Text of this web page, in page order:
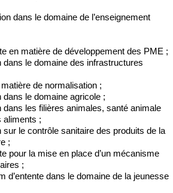
dans le domaine de l’enseignement
en matière de développement des PME ;
le domaine des infrastructures
de normalisation ;
le domaine agricole ;
les filières animales, santé animale
aliments ;
le contrôle sanitaire des produits de la
;
pour la mise en place d’un mécanisme
;
d’entente dans le domaine de la jeunesse